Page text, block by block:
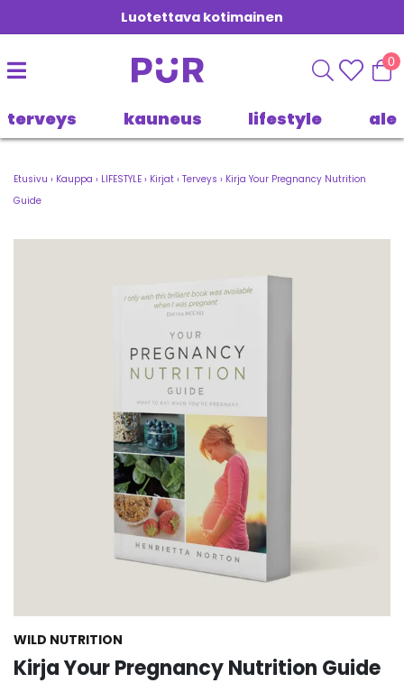
Luotettava kotimainen
0
terveys kauneus lifestyle ale
Etusivu › Kauppa › LIFESTYLE › Kirjat › Terveys › Kirja Your Pregnancy Nutrition
Guide
WILD NUTRITION
Kirja Your Pregnancy Nutrition Guide